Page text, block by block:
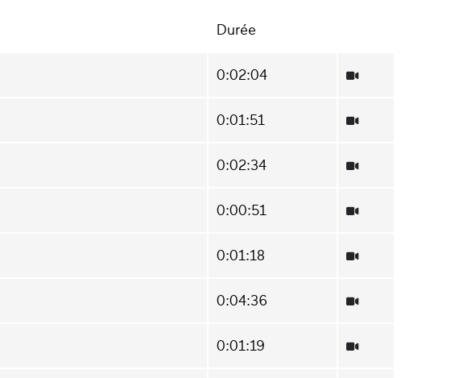
Durée
0:02:04
0:01:51
0:02:34
0:00:51
0:01:18
0:04:36
0:01:19